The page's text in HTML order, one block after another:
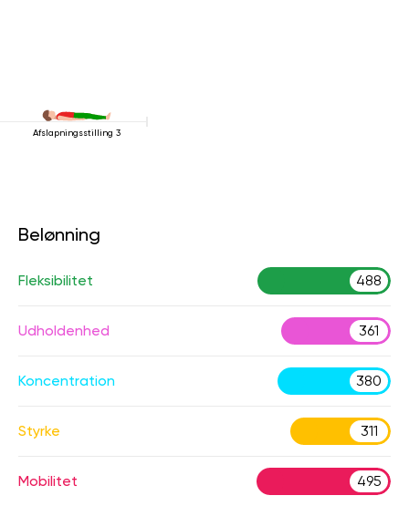
Afslapningsstilling 3
Belønning
Fleksibilitet 488
Udholdenhed 361
Koncentration 380
Styrke 311
Mobilitet 495